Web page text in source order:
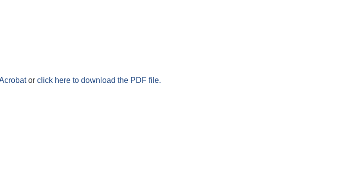
or click here to download the PDF file.